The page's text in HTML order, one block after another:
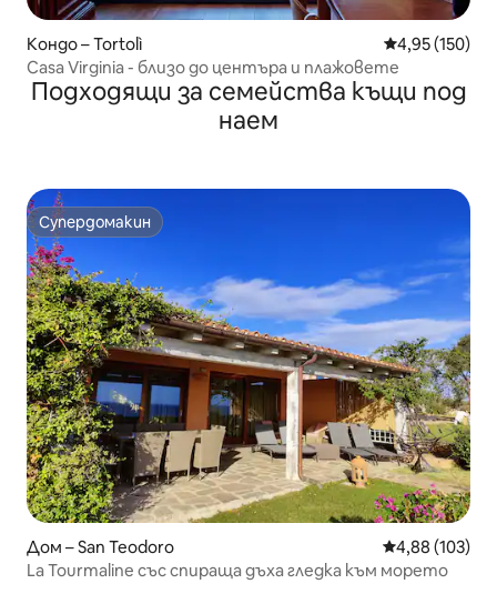
Кондо – Tortolì Средна
4,95 (150)
Casa Virginia - близо до центъра и плажовете
Подходящи за семейства къщи под
наем
Супердомакин
Супердомакин
Дом – San Teodoro Средна
4,88 (103)
La Tourmaline със спираща дъха гледка към морето